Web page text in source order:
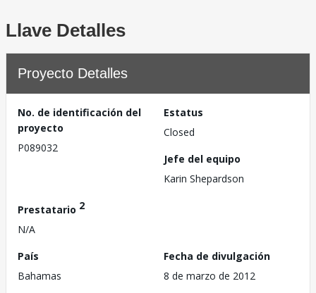
Llave Detalles
Proyecto Detalles
No. de identificación del
proyecto
P089032
Estatus
Closed
Jefe del equipo
Karin Shepardson
Prestatario 2
N/A
País
Bahamas
Fecha de divulgación
8 de marzo de 2012